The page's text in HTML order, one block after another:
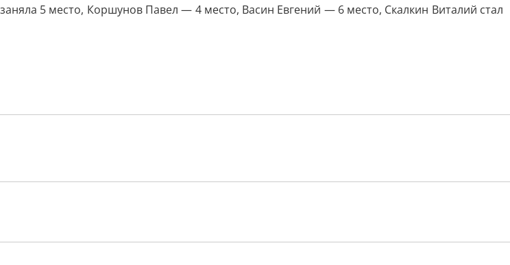
5 место, Коршунов Павел — 4 место, Васин Евгений — 6 место, Скалкин Виталий стал